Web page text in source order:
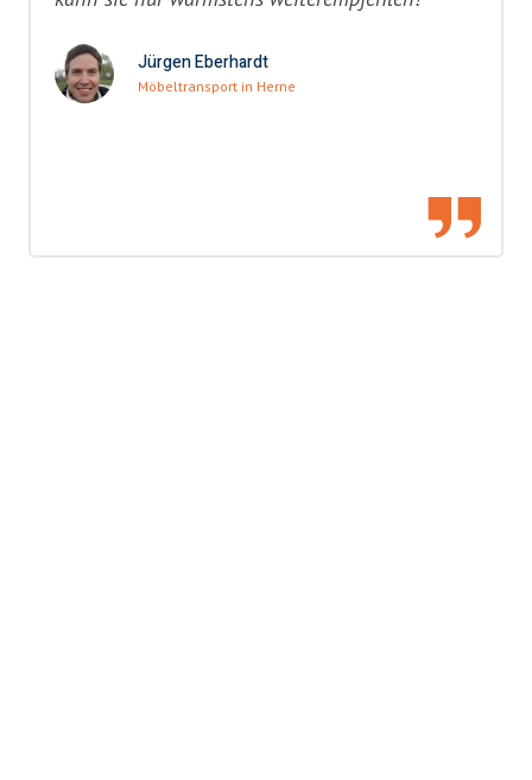
Jürgen Eberhardt
Möbeltransport in Herne